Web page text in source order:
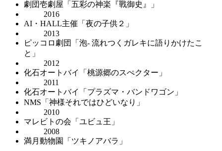
劇団壱劇屋「五彩の神楽『戰御史』」
2016
AI・HALL主催「夜の子供２」
2013
ピッコロ劇団「泡- 流れつくガレキに語りかけたこ
と」
2012
化石オートバイ「桃源郷のスぺクター」
2011
化石オートバイ「プラズマ・バンドワゴン」
NMS「神様それではひどいなり」
2010
マレビトの会「ユビュ王」
2008
満月動物園「ツキノアバラ」